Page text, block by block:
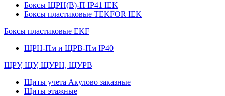
Боксы ЩРН(В)-П IP41 IEK
Боксы пластиковые TEKFOR IEK
Боксы пластиковые EKF
ЩРН-Пм и ЩРВ-Пм IP40
ЩРУ, ЩУ, ЩУРН, ЩУРВ
Щиты учета Акулово заказные
Щиты этажные